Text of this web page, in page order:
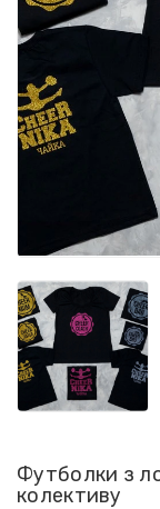
Футболки з
колективу